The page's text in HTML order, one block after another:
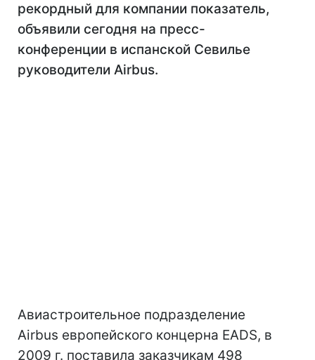
рекордный для компании показатель,
объявили сегодня на пресс-
конференции в испанской Севилье
руководители Airbus.
Авиастроительное подразделение
Airbus европейского концерна EADS, в
2009 г. поставила заказчикам 498